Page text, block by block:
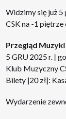
Widzimy się już
CSK na -1 piętrze
Przegląd Muzyki
5 GRU 2025 r. |
Klub Muzyczny
Bilety |20 zł|:
Wydarzenie